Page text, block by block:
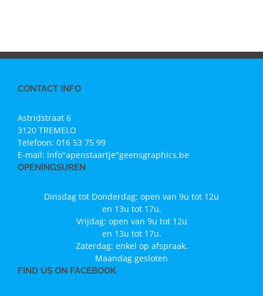
CONTACT INFO
Astridstraat 6
3120 TREMELO
Telefoon: 016 53 75 99
E-mail: info"apenstaartje"geensgraphics.be
OPENINGSUREN
Dinsdag tot Donderdag: open van 9u tot 12u
en 13u tot 17u.
Vrijdag: open van 9u tot 12u
en 13u tot 17u.
Zaterdag: enkel op afspraak.
Maandag gesloten
FIND US ON FACEBOOK